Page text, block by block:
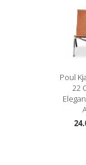
Poul
22